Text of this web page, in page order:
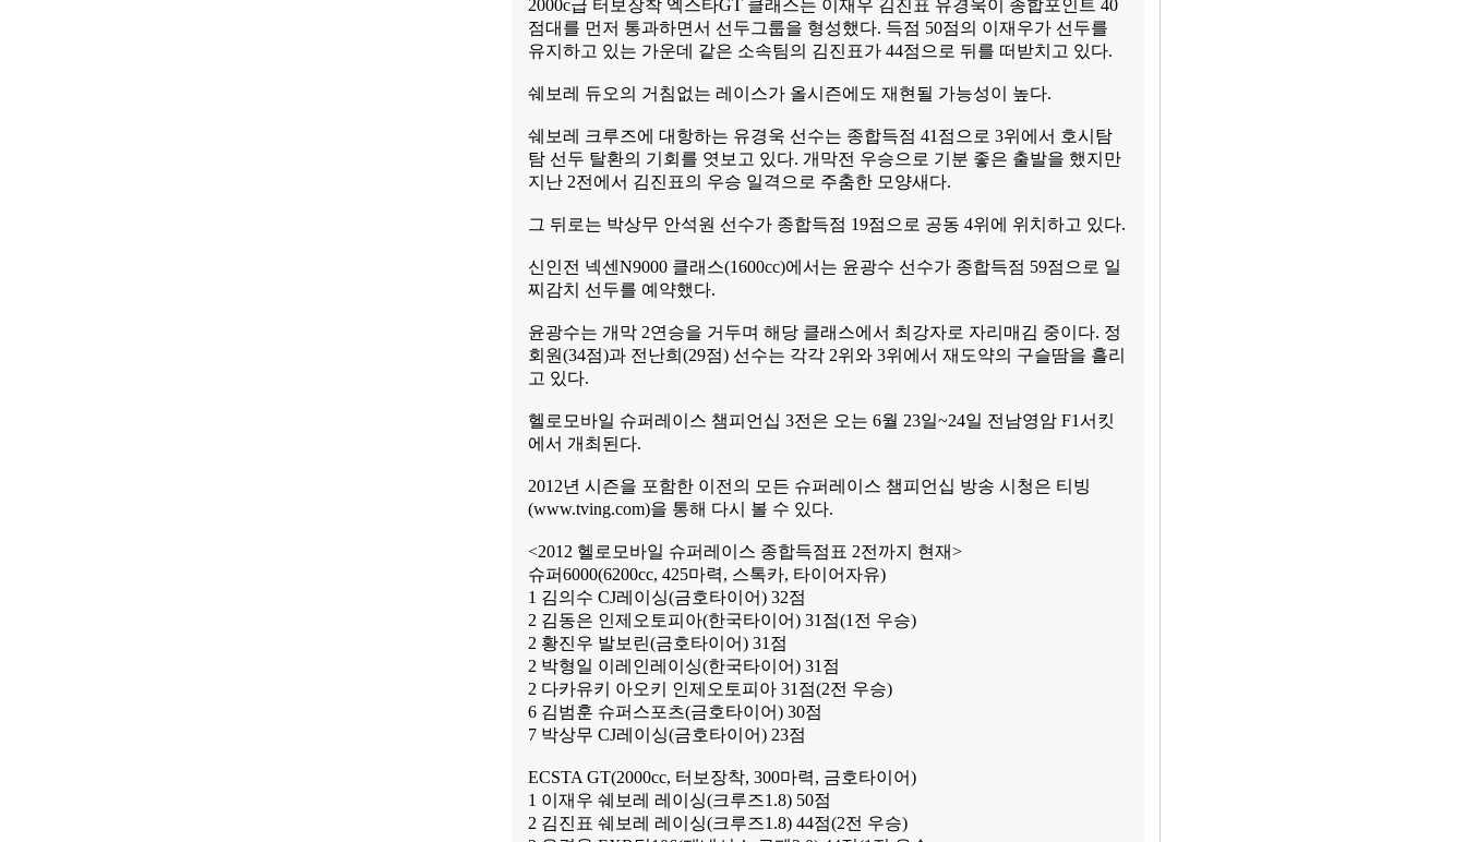
2000c급 터보장착 엑스타GT 클래스는 이재우 김진표 유경욱이 종합포인트 40
점대를 먼저 통과하면서 선두그룹을 형성했다. 득점 50점의 이재우가 선두를
유지하고 있는 가운데 같은 소속팀의 김진표가 44점으로 뒤를 떠받치고 있다.
쉐보레 듀오의 거침없는 레이스가 올시즌에도 재현될 가능성이 높다.
쉐보레 크루즈에 대항하는 유경욱 선수는 종합득점 41점으로 3위에서 호시탐
탐 선두 탈환의 기회를 엿보고 있다. 개막전 우승으로 기분 좋은 출발을 했지만
지난 2전에서 김진표의 우승 일격으로 주춤한 모양새다.
그 뒤로는 박상무 안석원 선수가 종합득점 19점으로 공동 4위에 위치하고 있다.
신인전 넥센N9000 클래스(1600cc)에서는 윤광수 선수가 종합득점 59점으로 일
찌감치 선두를 예약했다.
윤광수는 개막 2연승을 거두며 해당 클래스에서 최강자로 자리매김 중이다. 정
회원(34점)과 전난희(29점) 선수는 각각 2위와 3위에서 재도약의 구슬땀을 흘리
고 있다.
헬로모바일 슈퍼레이스 챔피언십 3전은 오는 6월 23일~24일 전남영암 F1서킷
에서 개최된다.
2012년 시즌을 포함한 이전의 모든 슈퍼레이스 챔피언십 방송 시청은 티빙
(www.tving.com)을 통해 다시 볼 수 있다.
<2012 헬로모바일 슈퍼레이스 종합득점표 2전까지 현재>
슈퍼6000(6200cc, 425마력, 스톡카, 타이어자유)
1 김의수 CJ레이싱(금호타이어) 32점
2 김동은 인제오토피아(한국타이어) 31점(1전 우승)
2 황진우 발보린(금호타이어) 31점
2 박형일 이레인레이싱(한국타이어) 31점
2 다카유키 아오키 인제오토피아 31점(2전 우승)
6 김범훈 슈퍼스포츠(금호타이어) 30점
7 박상무 CJ레이싱(금호타이어) 23점
ECSTA GT(2000cc, 터보장착, 300마력, 금호타이어)
1 이재우 쉐보레 레이싱(크루즈1.8) 50점
2 김진표 쉐보레 레이싱(크루즈1.8) 44점(2전 우승)